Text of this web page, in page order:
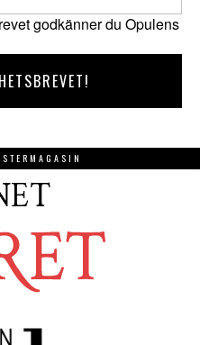
godkänner du Opulens